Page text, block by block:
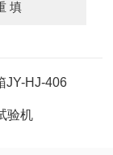
JY-HJ-406
验机